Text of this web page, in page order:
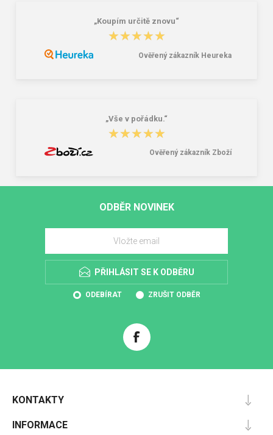
„Koupím určitě znovu“
★★★★★
★★★★★
Ověřený zákazník Heureka
„Vše v pořádku.“
★★★★★
★★★★★
Ověřený zákazník Zboží
ODBĚR NOVINEK
PŘIHLÁSIT SE K ODBĚRU
ODEBÍRAT ZRUŠIT ODBĚR
KONTAKTY
INFORMACE